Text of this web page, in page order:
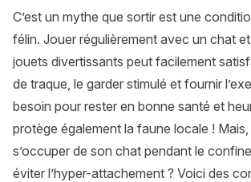
C’est un mythe que sortir est une
félin. Jouer régulièrement avec un chat
jouets divertissants peut facilement
de traque, le garder stimulé et fournir
besoin pour rester en bonne santé et
protège également la faune locale !
s’occuper de son chat pendant le
éviter l’hyper-attachement ? Voici des